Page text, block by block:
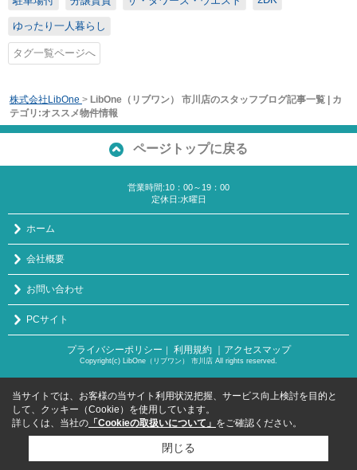
ゆったり一人暮らし
タグ一覧ページへ
株式会社LibOne > LibOne（リブワン） 市川店のスタッフブログ記事一覧 | カ
テゴリ:オススメ物件情報
ページトップに戻る
営業時間:10：00～19：00
定休日:水曜日
ホーム
会社概要
お問い合わせ
PCサイト
プライバシーポリシー ｜ 利用規約 ｜アクセスマップ
Copyright(c) LibOne（リブワン） 市川店 All rights reserved.
当サイトでは、お客様の当サイト利用状況把握、サービス向上検討を目的と
して、クッキー（Cookie）を使用しています。
詳しくは、当社の 「Cookieの取扱いについて」 をご確認ください。
閉じる